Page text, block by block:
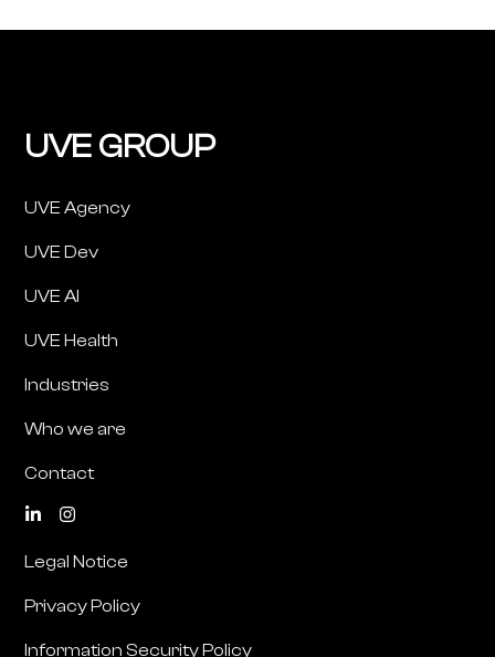
UVE GROUP
UVE Agency
UVE Dev
UVE AI
UVE Health
Industries
Who we are
Contact
Legal Notice
Privacy Policy
Information Security Policy